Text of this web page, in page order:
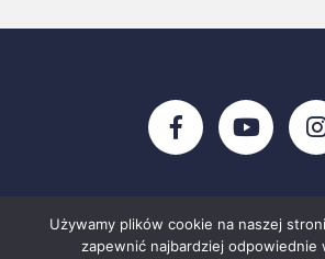
Copyright © 2026 BOSIR
Używamy plików cookie na naszej
zapewnić najbardziej odpowiednie